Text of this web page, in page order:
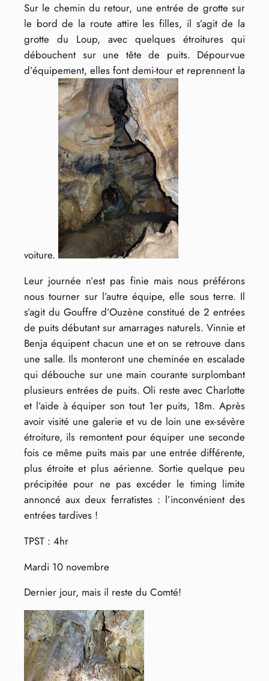
Sur le chemin du retour, une entrée de grotte sur
le bord de la route attire les filles, il s’agit de la
grotte du Loup, avec quelques étroitures qui
débouchent sur une tête de puits. Dépourvue
d’équipement, elles font demi-tour et reprennent la
voiture.
Leur journée n’est pas finie mais nous préférons
nous tourner sur l’autre équipe, elle sous terre. Il
s’agit du Gouffre d’Ouzène constitué de 2 entrées
de puits débutant sur amarrages naturels. Vinnie et
Benja équipent chacun une et on se retrouve dans
une salle. Ils monteront une cheminée en escalade
qui débouche sur une main courante surplombant
plusieurs entrées de puits. Oli reste avec Charlotte
et l’aide à équiper son tout 1er puits, 18m. Après
avoir visité une galerie et vu de loin une ex-sévère
étroiture, ils remontent pour équiper une seconde
fois ce même puits mais par une entrée différente,
plus étroite et plus aérienne. Sortie quelque peu
précipitée pour ne pas excéder le timing limite
annoncé aux deux ferratistes : l’inconvénient des
entrées tardives !
TPST : 4hr
Mardi 10 novembre
Dernier jour, mais il reste du Comté!